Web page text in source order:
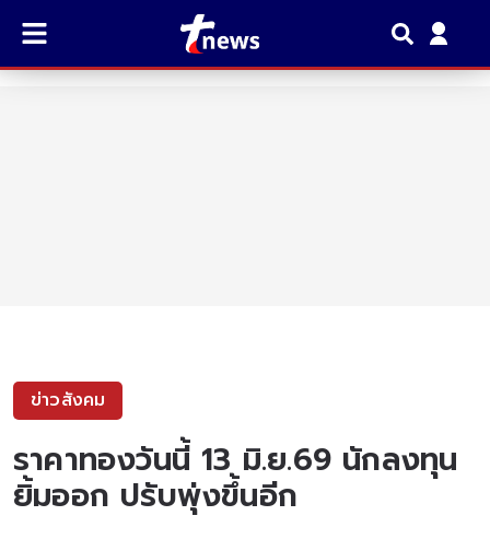
ข่าวสังคม
ราคาทองวันนี้ 13 มิ.ย.69 นักลงทุน
ยิ้มออก ปรับพุ่งขึ้นอีก